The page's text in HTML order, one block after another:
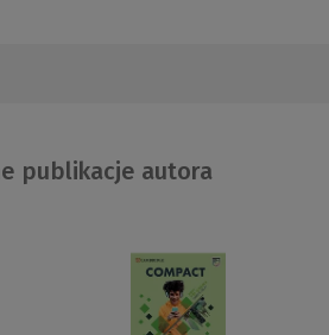
publikacje autora